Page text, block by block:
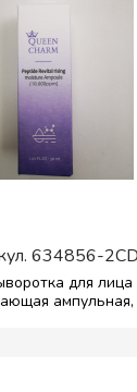
634856-
для
ампульная,